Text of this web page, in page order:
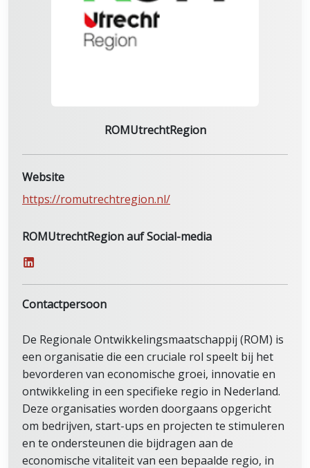
ROMUtrechtRegion
Website
https://romutrechtregion.nl/
ROMUtrechtRegion auf Social-media
Contactpersoon
De Regionale Ontwikkelingsmaatschappij (ROM) is
een organisatie die een cruciale rol speelt bij het
bevorderen van economische groei, innovatie en
ontwikkeling in een specifieke regio in Nederland.
Deze organisaties worden doorgaans opgericht
om bedrijven, start-ups en projecten te stimuleren
en te ondersteunen die bijdragen aan de
economische vitaliteit van een bepaalde regio, in